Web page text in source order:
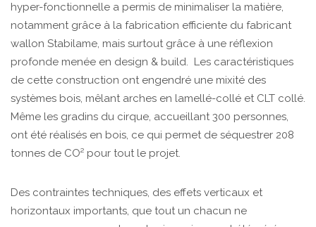
hyper-fonctionnelle a permis de minimaliser la matière,
notamment grâce à la fabrication efficiente du fabricant
wallon Stabilame, mais surtout grâce à une réflexion
profonde menée en design & build. Les caractéristiques
de cette construction ont engendré une mixité des
systèmes bois, mêlant arches en lamellé-collé et CLT collé.
Même les gradins du cirque, accueillant 300 personnes,
ont été réalisés en bois, ce qui permet de séquestrer 208
tonnes de CO² pour tout le projet.
Des contraintes techniques, des effets verticaux et
horizontaux importants, que tout un chacun ne